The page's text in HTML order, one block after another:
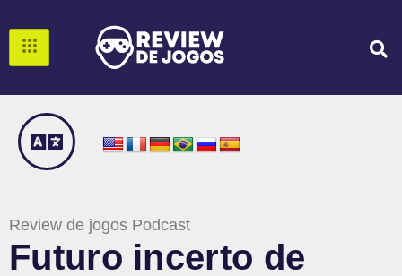
Review de jogos Podcast
Futuro incerto de